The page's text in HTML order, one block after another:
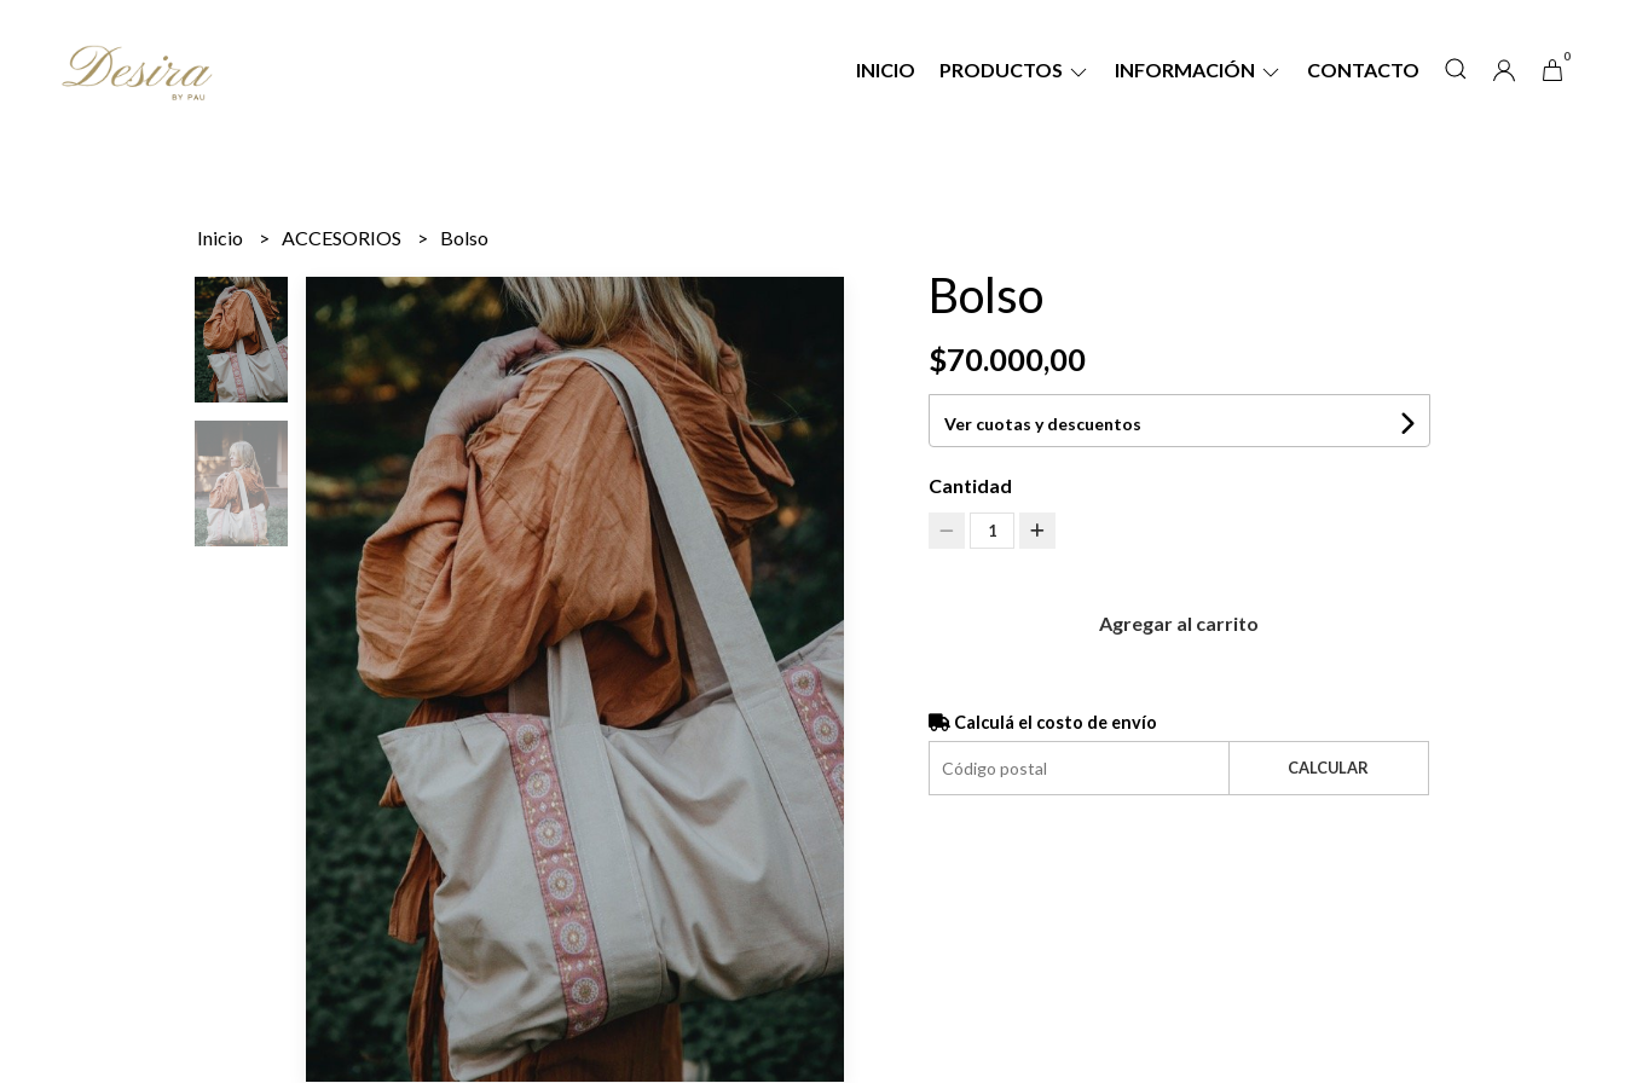
INICIO PRODUCTOS INFORMACIÓN CONTACTO
0
Inicio ACCESORIOS Bolso
Bolso
$70.000,00
Ver cuotas y descuentos
Cantidad
1
Agregar al carrito
Calculá el costo de envío
CALCULAR